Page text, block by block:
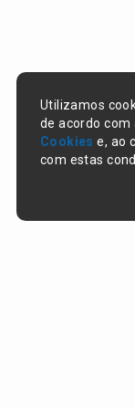
Utilizamos
de acordo com
Cookies e, ao
com estas